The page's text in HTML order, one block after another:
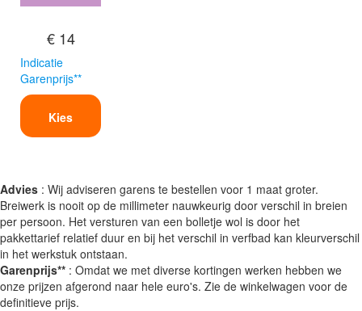
€ 14
Indicatie
Garenprijs**
Kies
Advies : Wij adviseren garens te bestellen voor 1 maat groter.
Breiwerk is nooit op de millimeter nauwkeurig door verschil in breien
per persoon. Het versturen van een bolletje wol is door het
pakkettarief relatief duur en bij het verschil in verfbad kan kleurverschil
in het werkstuk ontstaan.
Garenprijs** : Omdat we met diverse kortingen werken hebben we
onze prijzen afgerond naar hele euro's. Zie de winkelwagen voor de
definitieve prijs.